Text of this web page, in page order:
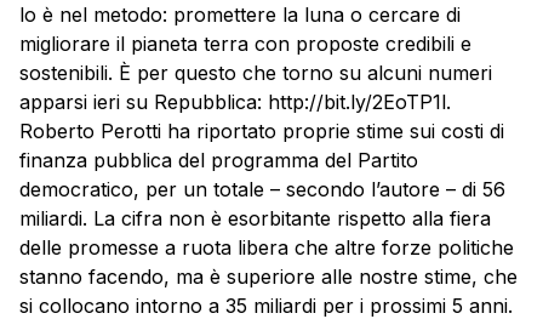
lo è nel metodo: promettere la luna o cercare di
migliorare il pianeta terra con proposte credibili e
sostenibili. È per questo che torno su alcuni numeri
apparsi ieri su Repubblica: http://bit.ly/2EoTP1l.
Roberto Perotti ha riportato proprie stime sui costi di
finanza pubblica del programma del Partito
democratico, per un totale – secondo l’autore – di 56
miliardi. La cifra non è esorbitante rispetto alla fiera
delle promesse a ruota libera che altre forze politiche
stanno facendo, ma è superiore alle nostre stime, che
si collocano intorno a 35 miliardi per i prossimi 5 anni.